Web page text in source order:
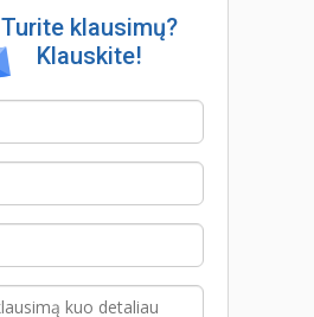
Turite klausimų?
Klauskite!